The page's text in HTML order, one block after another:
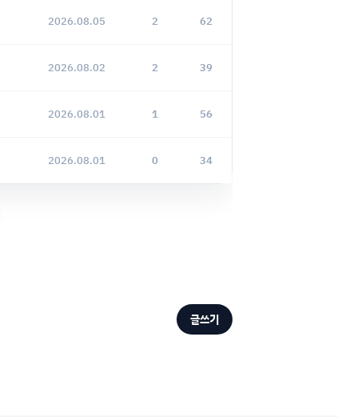
2026.08.05 2 62
2026.08.02 2 39
2026.08.01 1 56
2026.08.01 0 34
글쓰기